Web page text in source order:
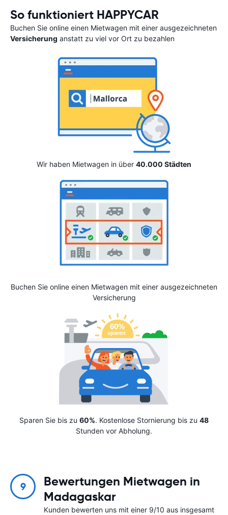
So funktioniert HAPPYCAR
Buchen Sie online einen Mietwagen mit einer ausgezeichneten
Versicherung anstatt zu viel vor Ort zu bezahlen
Wir haben Mietwagen in über 40.000 Städten
Buchen Sie online einen Mietwagen mit einer ausgezeichneten
Versicherung
Sparen Sie bis zu 60%. Kostenlose Stornierung bis zu 48
Stunden vor Abholung.
9
Bewertungen Mietwagen in
Madagaskar
Kunden bewerten uns mit einer 9/10 aus insgesamt